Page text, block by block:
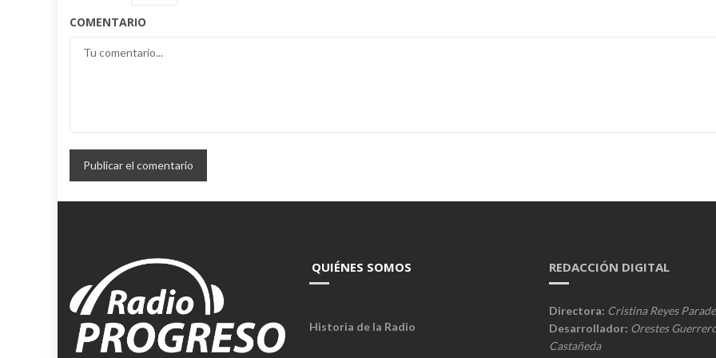
COMENTARIO
QUIÉNES SOMOS
Historia de la Radio
REDACCIÓN DIGITAL
Directora: Cristina Reyes
Desarrollador: Orestes
Castañeda